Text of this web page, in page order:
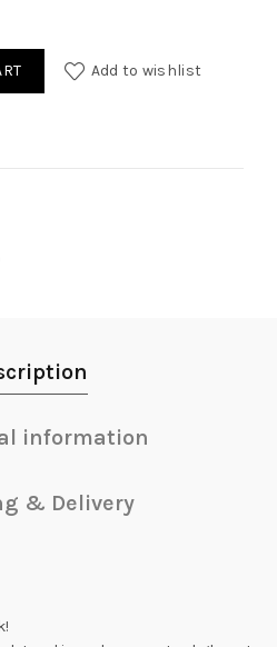
Add to wishlist
information
& Delivery